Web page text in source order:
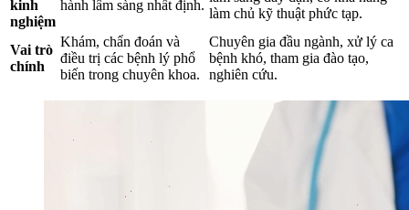
kinh
nghiệm
hành lâm sàng nhất định.
làm chủ kỹ thuật phức tạp.
Vai trò
chính
Khám, chẩn đoán và
điều trị các bệnh lý phổ
biến trong chuyên khoa.
Chuyên gia đầu ngành, xử lý ca
bệnh khó, tham gia đào tạo,
nghiên cứu.